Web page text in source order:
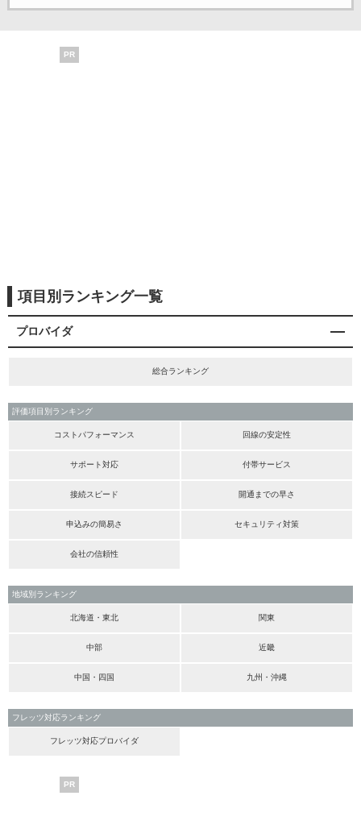
PR
項目別ランキング一覧
プロバイダ
総合ランキング
評価項目別ランキング
コストパフォーマンス 回線の安定性
サポート対応 付帯サービス
接続スピード 開通までの早さ
申込みの簡易さ セキュリティ対策
会社の信頼性
地域別ランキング
北海道・東北 関東
中部 近畿
中国・四国 九州・沖縄
フレッツ対応ランキング
フレッツ対応プロバイダ
PR